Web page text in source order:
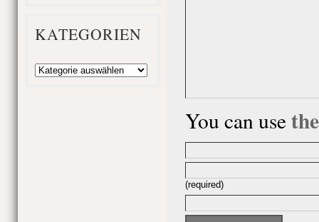
KATEGORIEN
Kategorien
You can use
(required)